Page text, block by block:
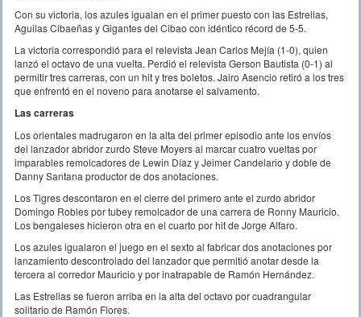
Con su victoria, los azules igualan en el primer puesto con las Estrellas,
Aguilas Cibaeñas y Gigantes del Cibao con idéntico récord de 5-5.
La victoria correspondió para el relevista Jean Carlos Mejía (1-0), quien
lanzó el octavo de una vuelta. Perdió el relevista Gerson Bautista (0-1) al
permitir tres carreras, con un hit y tres boletos. Jairo Asencio retiró a los tres
que enfrentó en el noveno para anotarse el salvamento.
Las carreras
Los orientales madrugaron en la alta del primer episodio ante los envíos
del lanzador abridor zurdo Steve Moyers al marcar cuatro vueltas por
imparables remolcadores de Lewin Díaz y Jeimer Candelario y doble de
Danny Santana productor de dos anotaciones.
Los Tigres descontaron en el cierre del primero ante el zurdo abridor
Domingo Robles por tubey remolcador de una carrera de Ronny Mauricio.
Los bengaleses hicieron otra en el cuarto por hit de Jorge Alfaro.
Los azules igualaron el juego en el sexto al fabricar dos anotaciones por
lanzamiento descontrolado del lanzador que permitió anotar desde la
tercera al corredor Mauricio y por inatrapable de Ramón Hernández.
Las Estrellas se fueron arriba en la alta del octavo por cuadrangular
solitario de Ramón Flores.